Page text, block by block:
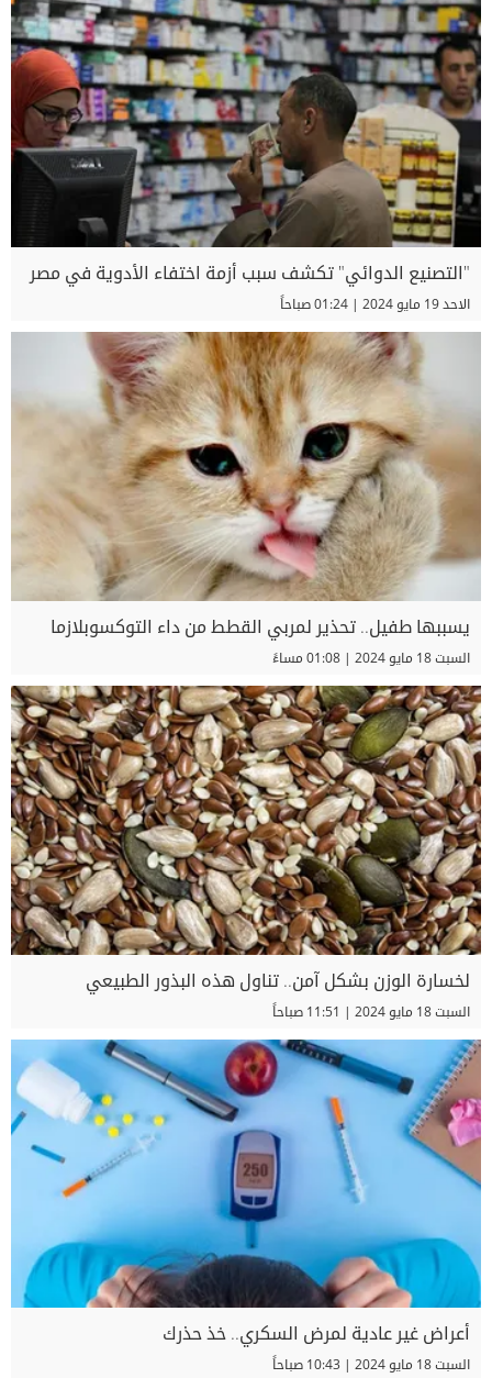
"التصنيع الدوائي" تكشف سبب أزمة اختفاء الأدوية في مصر
الاحد 19 مايو 2024 | 01:24 صباحاً
يسببها طفيل.. تحذير لمربي القطط من داء التوكسوبلازما
السبت 18 مايو 2024 | 01:08 مساءً
لخسارة الوزن بشكل آمن.. تناول هذه البذور الطبيعي
السبت 18 مايو 2024 | 11:51 صباحاً
أعراض غير عادية لمرض السكري.. خذ حذرك
السبت 18 مايو 2024 | 10:43 صباحاً